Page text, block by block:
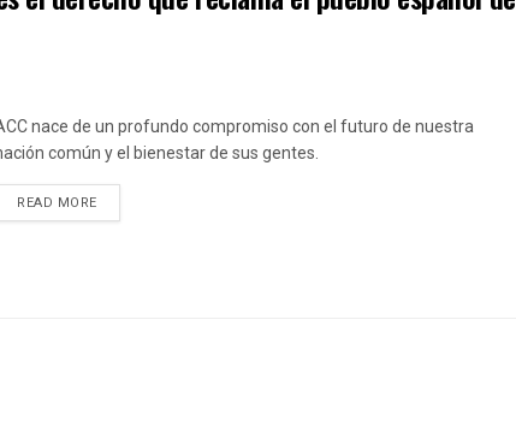
nace de un profundo compromiso con el futuro de nuestra
común y el bienestar de sus gentes.
READ MOREDETAILS